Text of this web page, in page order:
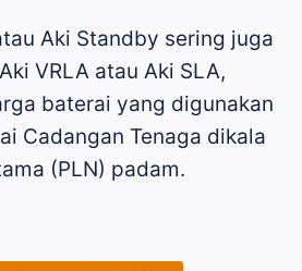
Aki Standby sering juga
VRLA atau Aki SLA,
baterai yang digunakan
Cadangan Tenaga dikala
(PLN) padam.